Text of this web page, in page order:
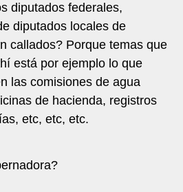
diputados federales,
diputados locales de
callados? Porque temas que
está por ejemplo lo que
las comisiones de agua
de hacienda, registros
etc, etc, etc.